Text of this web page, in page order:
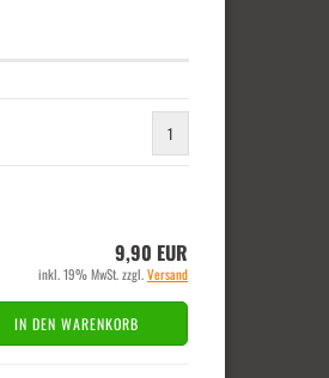
1
9,90 EUR
inkl. 19% MwSt. zzgl.Versand
IN DEN WARENKORB